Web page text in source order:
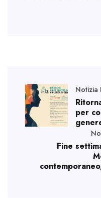
Notizia
per
Fine